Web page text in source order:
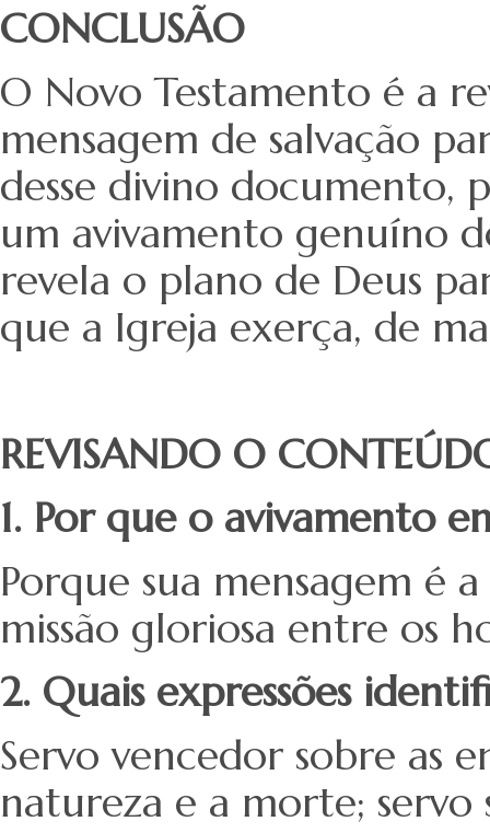
CONCLUSÃO
O Novo Testamento é a
mensagem de salvação
desse divino documento,
um avivamento genuíno
revela o plano de Deus
que a Igreja exerça, de
REVISANDO O
1. Por que o avivamento
Porque sua mensagem é
missão gloriosa entre os
2. Quais expressões
Servo vencedor sobre as
natureza e a morte;